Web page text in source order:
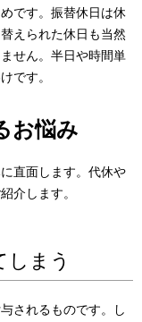
です。振替休日は休
えられた休日も当然
せん。半日や時間単
です。
お悩み
直面します。代休や
介します。
まう
されるものです。し